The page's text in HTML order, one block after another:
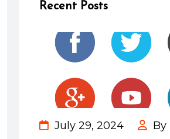
Recent Posts
July 29, 2024 By